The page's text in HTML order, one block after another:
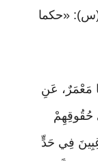
(س): «حكما
مَعْمَرٌ، عَنِ
حُقُوقِهِمْ
فِي حَدٍّ